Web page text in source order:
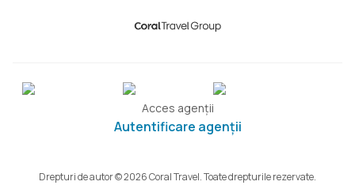
Acces agenții
Autentificare agenții
Drepturi de autor © 2026 Coral Travel. Toate drepturile rezervate.